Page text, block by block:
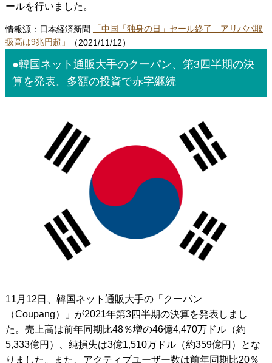
ールを行いました。
情報源：日本経済新聞
「中国「独身の日」セール終了 アリババ取
扱高は9兆円超」
（2021/11/12）
●韓国ネット通販大手のクーパン、第3四半期の決
算を発表。多額の投資で赤字継続
11月12日、韓国ネット通販大手の「クーパン
（Coupang）」が2021年第3四半期の決算を発表しまし
た。売上高は前年同期比48％増の46億4,470万ドル（約
5,333億円）、純損失は3億1,510万ドル（約359億円）とな
りました。また、アクティブユーザー数は前年同期比20％